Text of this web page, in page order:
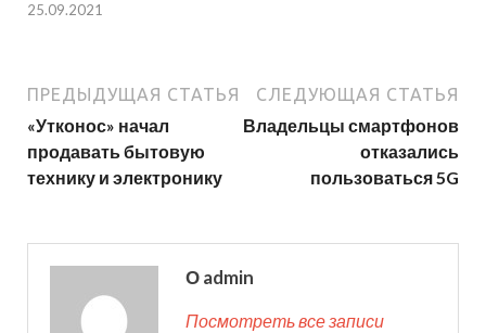
25.09.2021
ПРЕДЫДУЩАЯ СТАТЬЯ
«Утконос» начал
продавать бытовую
технику и электронику
СЛЕДУЮЩАЯ СТАТЬЯ
Владельцы смартфонов
отказались
пользоваться 5G
О admin
Посмотреть все записи